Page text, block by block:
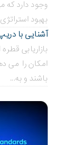
وجود دارد که
بهبود
آشنایی با
امکان را می
باشند و به...